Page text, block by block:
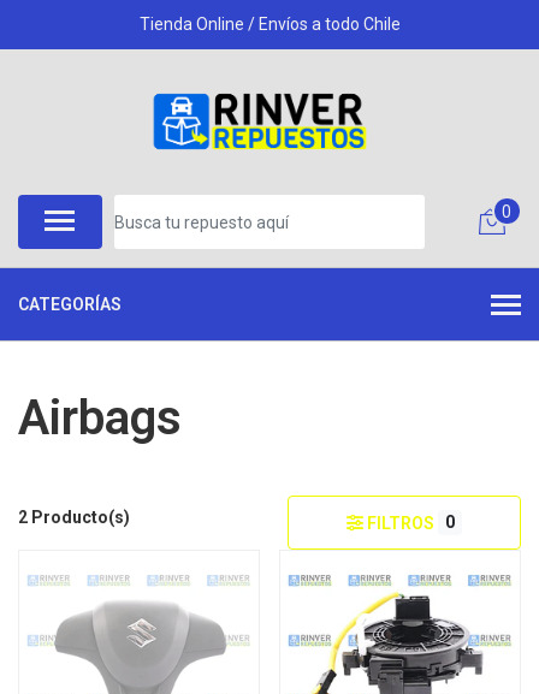
Tienda Online / Envíos a todo Chile
0
CATEGORÍAS
Airbags
2 Producto(s) FILTROS 0